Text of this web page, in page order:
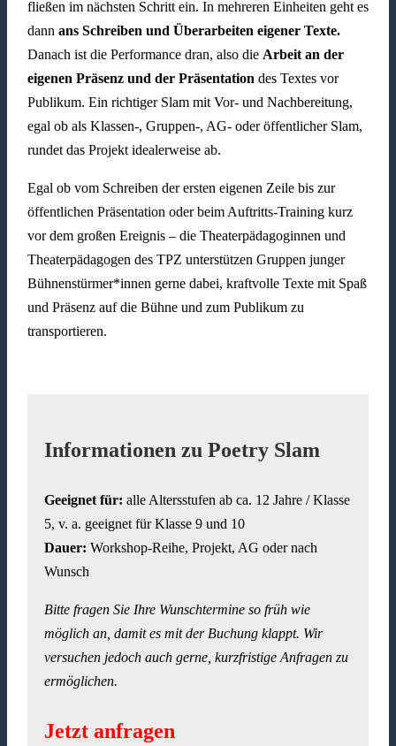
fließen im nächsten Schritt ein. In mehreren Einheiten geht es
dann ans Schreiben und Überarbeiten eigener Texte.
Danach ist die Performance dran, also die Arbeit an der
eigenen Präsenz und der Präsentation des Textes vor
Publikum. Ein richtiger Slam mit Vor- und Nachbereitung,
egal ob als Klassen-, Gruppen-, AG- oder öffentlicher Slam,
rundet das Projekt idealerweise ab.
Egal ob vom Schreiben der ersten eigenen Zeile bis zur
öffentlichen Präsentation oder beim Auftritts-Training kurz
vor dem großen Ereignis – die Theaterpädagoginnen und
Theaterpädagogen des TPZ unterstützen Gruppen junger
Bühnenstürmer*innen gerne dabei, kraftvolle Texte mit Spaß
und Präsenz auf die Bühne und zum Publikum zu
transportieren.
Informationen zu Poetry Slam
Geeignet für: alle Altersstufen ab ca. 12 Jahre / Klasse
5, v. a. geeignet für Klasse 9 und 10
Dauer: Workshop-Reihe, Projekt, AG oder nach
Wunsch
Bitte fragen Sie Ihre Wunschtermine so früh wie
möglich an, damit es mit der Buchung klappt. Wir
versuchen jedoch auch gerne, kurzfristige Anfragen zu
ermöglichen.
Jetzt anfragen